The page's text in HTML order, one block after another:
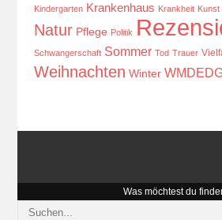
Kindergarten Krankenhaus Krankheit Kunst
Natur Pflege Politik
Schwangerschaft Sommer Tod Trauer
Weihnachten Winter
Was möchtest du